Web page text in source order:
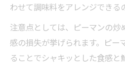
唐揚げとピーマンで楽
玉ねぎも合う唐揚げ
甘酢だれでピーマン
唐揚げピーマンの甘
わせて調味料をアレンジできる
注意点としては、ピーマンの炒
感の損失が挙げられます。ピー
ることでシャキッとした食感と